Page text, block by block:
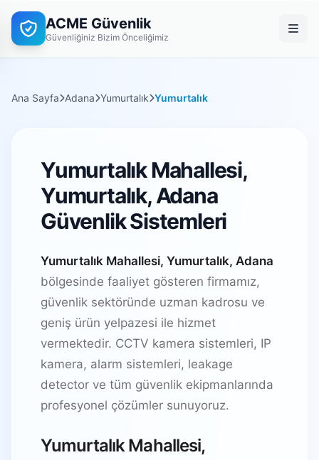
ACME Güvenlik
Güvenliğiniz Bizim Önceliğimiz
Ana Sayfa Adana Yumurtalık Yumurtalık
Yumurtalık Mahallesi,
Yumurtalık, Adana
Güvenlik Sistemleri
Yumurtalık Mahallesi, Yumurtalık, Adana
bölgesinde faaliyet gösteren firmamız,
güvenlik sektöründe uzman kadrosu ve
geniş ürün yelpazesi ile hizmet
vermektedir. CCTV kamera sistemleri, IP
kamera, alarm sistemleri, leakage
detector ve tüm güvenlik ekipmanlarında
profesyonel çözümler sunuyoruz.
Yumurtalık Mahallesi,